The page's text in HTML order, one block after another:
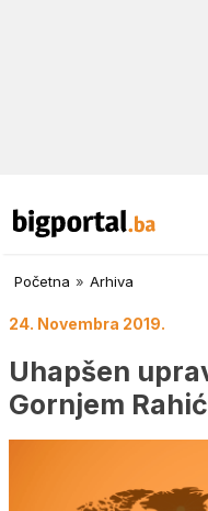
Početna » Arhiva
24. Novembra 2019.
Uhapšen
Gornjem